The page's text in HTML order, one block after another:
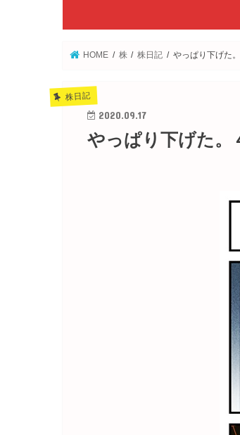
HOME 株 株日記 やっぱり下げた
株日記
2020.09.17
やっぱり下げた。